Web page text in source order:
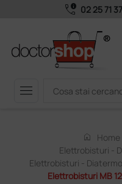
call_quality 02 25 71
menu
home Home
Elettrobisturi -
Elettrobisturi -
Elettrobisturi MB